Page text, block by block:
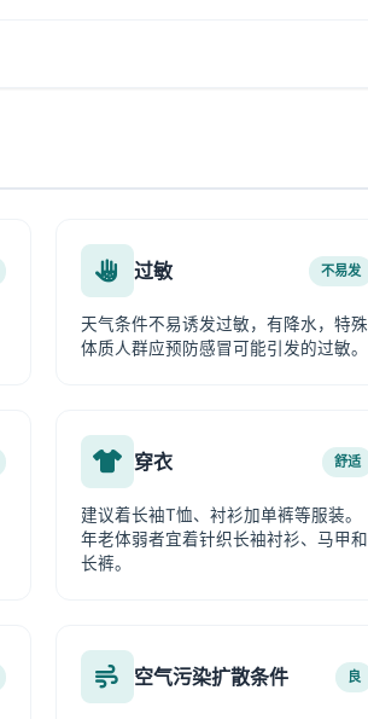
过敏 不易发
天气条件不易诱发过敏，有降水，特殊
体质人群应预防感冒可能引发的过敏。
穿衣 舒适
建议着长袖T恤、衬衫加单裤等服装。
年老体弱者宜着针织长袖衬衫、马甲和
长裤。
空气污染扩散条件 良